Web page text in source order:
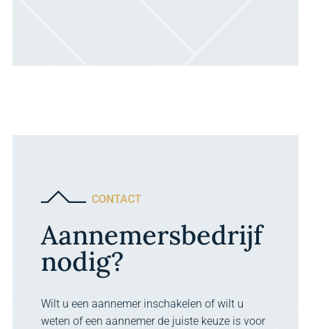
CONTACT
Aannemersbedrijf
nodig?
Wilt u een aannemer inschakelen of wilt u
weten of een aannemer de juiste keuze is voor